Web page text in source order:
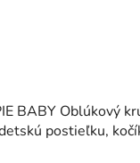
BABY Oblúkový
postieľku,